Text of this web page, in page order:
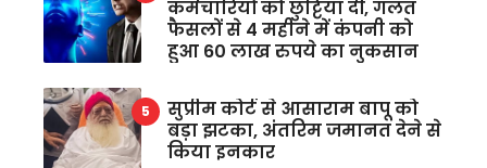
कर्मचारियों को छुट्टियां दीं, गलत
फैसलों से 4 महीने में कंपनी को
हुआ 60 लाख रुपये का नुकसान
सुप्रीम कोर्ट से आसाराम बापू को
बड़ा झटका, अंतरिम जमानत देने से
किया इनकार